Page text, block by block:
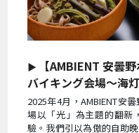
▶
【AMBIENT 安曇野
バイキング会場～海
2025年4月，AMBIENT安
場以「光」為主題的翻新
驗。我們引以為傲的自助